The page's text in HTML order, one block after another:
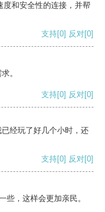
度和安全性的连接，并帮
支持[0] 反对[0]
。
支持[0] 反对[0]
经玩了好几个小时，还
支持[0] 反对[0]
些，这样会更加亲民。